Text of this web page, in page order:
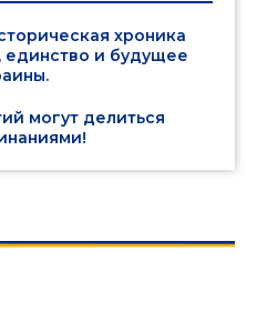
хроника
единство и будущее
могут делиться